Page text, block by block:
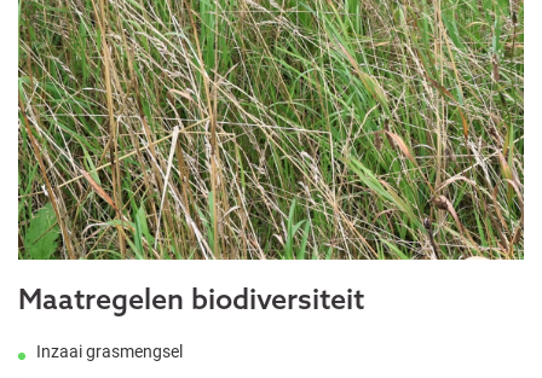
Maatregelen biodiversiteit
Inzaai grasmengsel